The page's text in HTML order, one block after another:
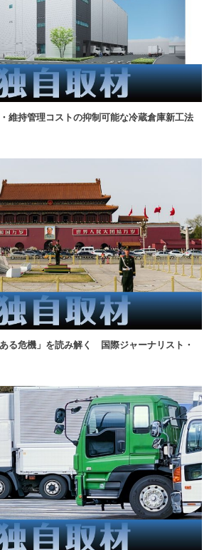
維持管理コストの抑制可能な冷蔵倉庫新工法
ある危機」を読み解く 国際ジャーナリスト・